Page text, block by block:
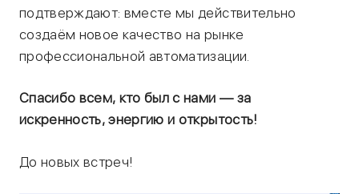
подтверждают: вместе мы действительно
создаём новое качество на рынке
профессиональной автоматизации.
Спасибо всем, кто был с нами — за
искренность, энергию и открытость!
До новых встреч!